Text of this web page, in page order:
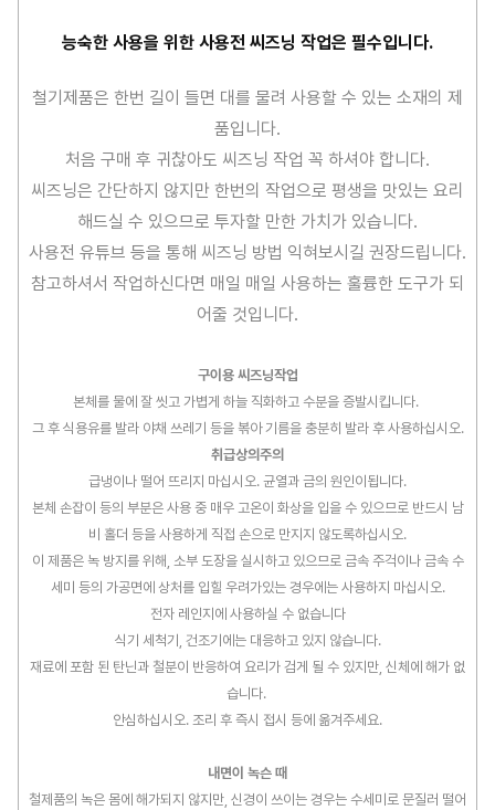
능숙한 사용을 위한 사용전 씨즈닝 작업은 필수입니다.
철기제품은 한번 길이 들면 대를 물려 사용할 수 있는 소재의 제
품입니다.
처음 구매 후 귀찮아도 씨즈닝 작업 꼭 하셔야 합니다.
씨즈닝은 간단하지 않지만 한번의 작업으로 평생을 맛있는 요리
해드실 수 있으므로 투자할 만한 가치가 있습니다.
사용전 유튜브 등을 통해 씨즈닝 방법 익혀보시길 권장드립니다.
참고하셔서 작업하신다면 매일 매일 사용하는 훌륭한 도구가 되
어줄 것입니다.
구이용 씨즈닝작업
본체를 물에 잘 씻고 가볍게 하늘 직화하고 수분을 증발시킵니다.
그 후 식용유를 발라 야채 쓰레기 등을 볶아 기름을 충분히 발라 후 사용하십시오.
취급상의주의
급냉이나 떨어 뜨리지 마십시오. 균열과 금의 원인이됩니다.
본체 손잡이 등의 부분은 사용 중 매우 고온이 화상을 입을 수 있으므로 반드시 남
비 홀더 등을 사용하게 직접 손으로 만지지 않도록하십시오.
이 제품은 녹 방지를 위해, 소부 도장을 실시하고 있으므로 금속 주걱이나 금속 수
세미 등의 가공면에 상처를 입힐 우려가있는 경우에는 사용하지 마십시오.
전자 레인지에 사용하실 수 없습니다
식기 세척기, 건조기에는 대응하고 있지 않습니다.
재료에 포함 된 탄닌과 철분이 반응하여 요리가 검게 될 수 있지만, 신체에 해가 없
습니다.
안심하십시오. 조리 후 즉시 접시 등에 옮겨주세요.
내면이 녹슨 때
철제품의 녹은 몸에 해가되지 않지만, 신경이 쓰이는 경우는 수세미로 문질러 떨어